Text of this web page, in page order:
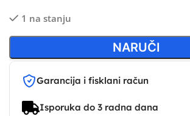
1 na stanju
NARUČI
Garancija i fisklani račun
Isporuka do 3 radna dana